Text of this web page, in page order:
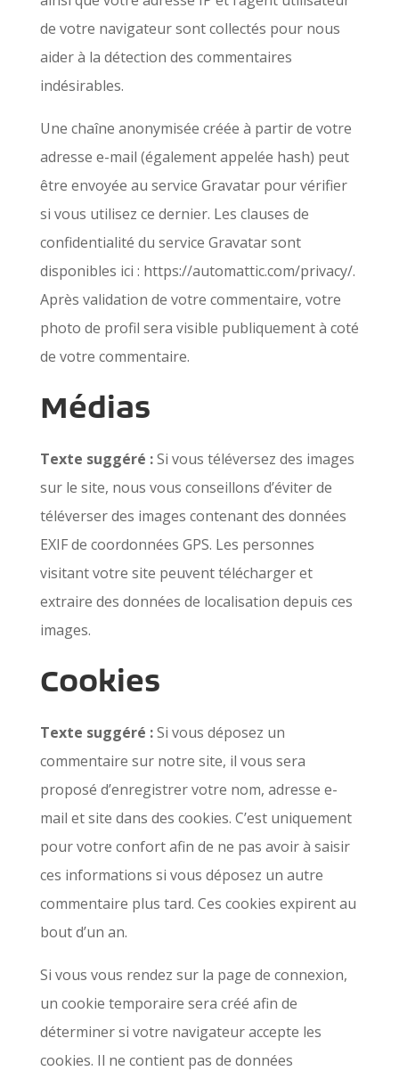
de votre navigateur sont collectés pour nous
aider à la détection des commentaires
indésirables.
Une chaîne anonymisée créée à partir de votre
adresse e-mail (également appelée hash) peut
être envoyée au service Gravatar pour vérifier
si vous utilisez ce dernier. Les clauses de
confidentialité du service Gravatar sont
disponibles ici : https://automattic.com/privacy/.
Après validation de votre commentaire, votre
photo de profil sera visible publiquement à coté
de votre commentaire.
Médias
Texte suggéré :Si vous téléversez des images
sur le site, nous vous conseillons d’éviter de
téléverser des images contenant des données
EXIF de coordonnées GPS. Les personnes
visitant votre site peuvent télécharger et
extraire des données de localisation depuis ces
images.
Cookies
Texte suggéré :Si vous déposez un
commentaire sur notre site, il vous sera
proposé d’enregistrer votre nom, adresse e-
mail et site dans des cookies. C’est uniquement
pour votre confort afin de ne pas avoir à saisir
ces informations si vous déposez un autre
commentaire plus tard. Ces cookies expirent au
bout d’un an.
Si vous vous rendez sur la page de connexion,
un cookie temporaire sera créé afin de
déterminer si votre navigateur accepte les
cookies. Il ne contient pas de données